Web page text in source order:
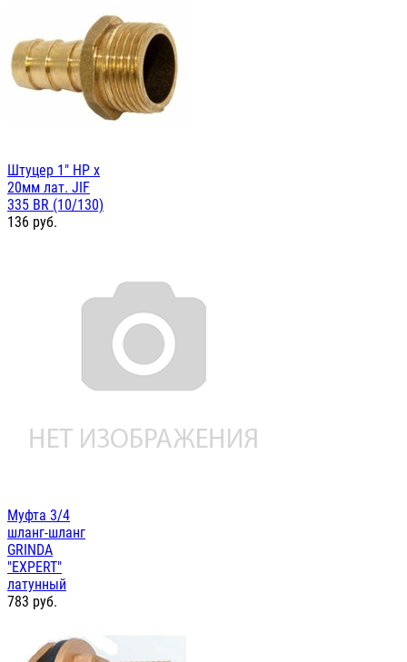
Штуцер 1" НР х
20мм лат. JIF
335 BR (10/130)
136 руб.
Муфта 3/4
шланг-шланг
GRINDA
"EXPERT"
латунный
783 руб.